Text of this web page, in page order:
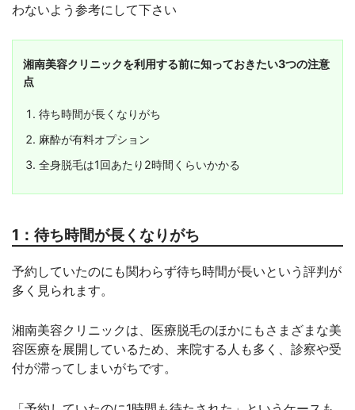
わないよう参考にして下さい
湘南美容クリニックを利用する前に知っておきたい3つの注意
点
待ち時間が長くなりがち
麻酔が有料オプション
全身脱毛は1回あたり2時間くらいかかる
1：待ち時間が長くなりがち
予約していたのにも関わらず待ち時間が長いという評判が
多く見られます。
湘南美容クリニックは、医療脱毛のほかにもさまざまな美
容医療を展開しているため、来院する人も多く、診察や受
付が滞ってしまいがちです。